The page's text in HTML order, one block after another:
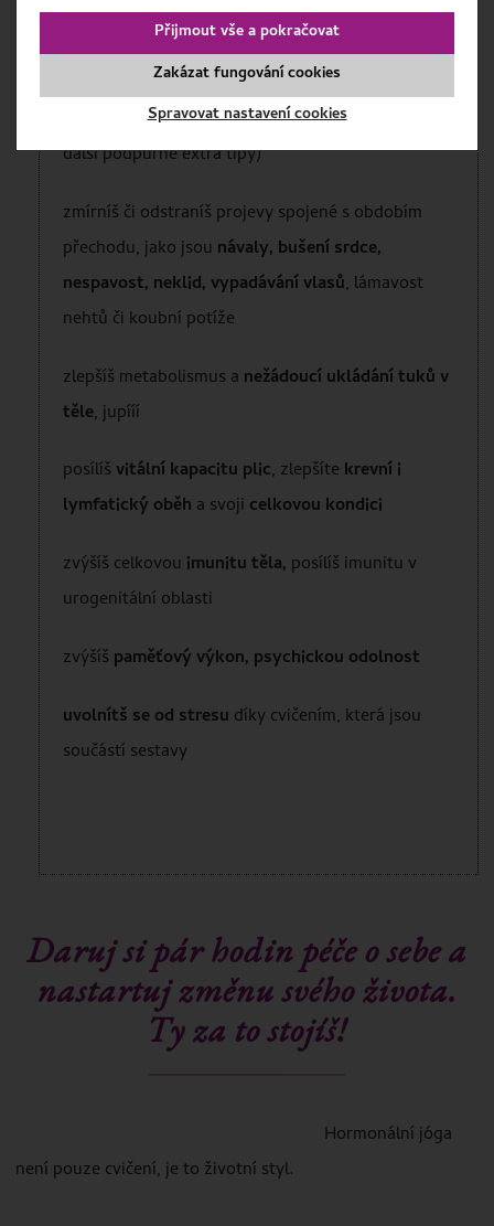
Zakázat fungování cookies
Přijmout vše a pokračovat
Spravovat nastavení cookies
zmírníš či budeš předcházet projevům vyvolaných
nedostatkem estrogenu jako jeosteoporóza,
zvýšená hladina cholesterolu a následná
kardiovaskulární onemocnění (navíc mám pro tebe
další podpůrné extra tipy)
zmírníš či odstraníš projevy spojené s obdobím
přechodu, jako jsou návaly, bušení srdce,
nespavost, neklid, vypadávání vlasů, lámavost
nehtů či koubní potíže
zlepšíš metabolismus a nežádoucí ukládání tuků v
těle, jupííí
posílíšvitální kapacitu plic, zlepšíte krevní i
lymfatický oběh a svoji celkovou kondici
zvýšíš celkovou imunitu těla, posílíš imunitu v
urogenitální oblasti
zvýšíš paměťový výkon, psychickou odolnost
uvolnítš se od stresu díky cvičením, která jsou
součástí sestavy
Daruj si pár hodin péče o sebe a
nastartuj změnu svého života.
Ty za to stojíš!
Hormonální jóga
není pouze cvičení, je to životní styl.